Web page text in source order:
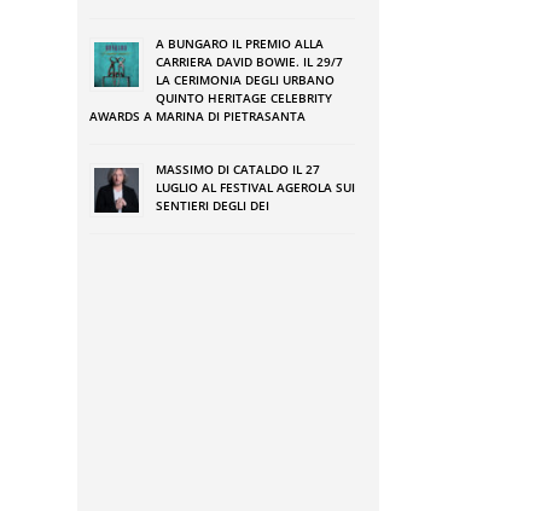
A BUNGARO IL PREMIO ALLA
CARRIERA DAVID BOWIE. IL 29/7
LA CERIMONIA DEGLI URBANO
QUINTO HERITAGE CELEBRITY
AWARDS A MARINA DI PIETRASANTA
MASSIMO DI CATALDO IL 27
LUGLIO AL FESTIVAL AGEROLA SUI
SENTIERI DEGLI DEI